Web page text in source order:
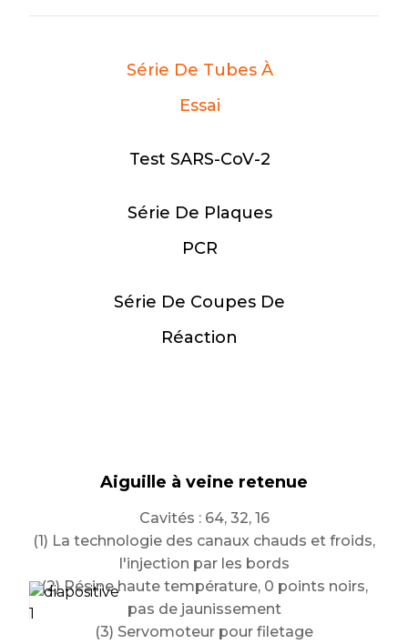
PLUS
Série De Tubes À
Essai
Test SARS-CoV-2
Série De Plaques
PCR
Série De Coupes De
Réaction
Aiguille à veine retenue
Cavités : 64, 32, 16
(1) La technologie des canaux chauds et froids,
l'injection par les bords
(2) Résine haute température, 0 points noirs,
pas de jaunissement
(3) Servomoteur pour filetage
Kit de prélèvement sanguin sécurisé
Cavités : 64, 32, 16
Nouveau produit et développement rapide de
projets pilotes
Temps de cycle parmi les plus rapides du
secteur
entretien minimal
Adaptateur Luer
Cavités : 64, 32, 16
(1) Qualité supérieure à prix raisonnables
(2) Approvisionnement d'urgence
(3) Efficacité de production 5 fois supérieure
Cathéter urinaire
(1) Qualité supérieure à prix raisonnables
(2) Approvisionnement d'urgence
(3) Les conceptions intelligentes minimisent
les temps d'arrêt de production